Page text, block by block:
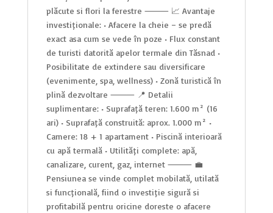
plăcute și flori la ferestre ⸻ 📈 Avantaje
investiționale: • Afacere la cheie – se predă
exact așa cum se vede în poze • Flux constant
de turiști datorită apelor termale din Tășnad •
Posibilitate de extindere sau diversificare
(evenimente, spa, wellness) • Zonă turistică în
plină dezvoltare ⸻ 📍 Detalii
suplimentare: • Suprafață teren: 1.600 m² (16
ari) • Suprafață construită: aprox. 1.000 m² •
Camere: 18 + 1 apartament • Piscină interioară
cu apă termală • Utilități complete: apă,
canalizare, curent, gaz, internet ⸻ 💼
Pensiunea se vinde complet mobilată, utilată
și funcțională, fiind o investiție sigură și
profitabilă pentru oricine dorește o afacere